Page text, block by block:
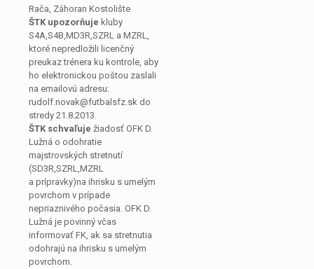
Rača, Záhoran Kostolište
ŠTK upozorňuje kluby
S4A,S4B,MD3R,SZRL a MZRL,
ktoré nepredložili licenčný
preukaz trénera ku kontrole, aby
ho elektronickou poštou zaslali
na emailovú adresu:
rudolf.novak@futbalsfz.sk do
stredy 21.8.2013.
ŠTK schvaľuje žiadosť OFK D.
Lužná o odohratie
majstrovských stretnutí
(SD3R,SZRL,MZRL
a prípravky)na ihrisku s umelým
povrchom v prípade
nepriaznivého počasia. OFK D.
Lužná je povinný včas
informovať FK, ak sa stretnutia
odohrajú na ihrisku s umelým
povrchom.